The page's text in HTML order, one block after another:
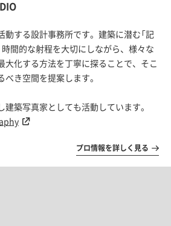
動する設計事務所です。建築に潜む「記
間的な射程を大切にしながら、様々な
大化する方法を丁寧に探ることで、そこ
き空間を提案します。
築写真家としても活動しています。
プロ情報を詳しく見る